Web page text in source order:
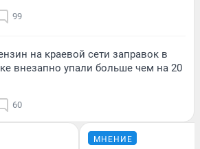
99
на краевой сети заправок в
внезапно упали больше чем на 20
60
МНЕНИЕ